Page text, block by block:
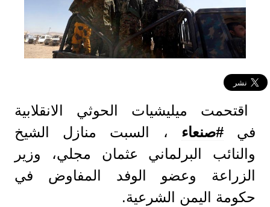
اقتحمت ميليشيات الحوثي الانقلابية
في#صنعاء ، السبت منازل الشيخ
والنائب البرلماني عثمان مجلي، وزير
الزراعة وعضو الوفد المفاوض في
حكومة اليمن الشرعية.